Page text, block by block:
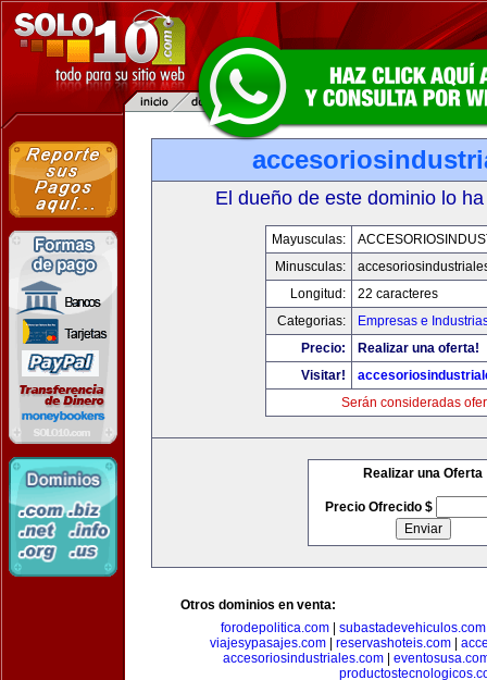
El dueño de este dominio lo
Mayusculas:
Minusculas:
Longitud:
22 caracteres
Categorias:
Empresas e
Precio:
Realizar una oferta!
Visitar!
Serán consideradas
Realizar una Oferta
Precio Ofrecido $
Otros dominios en venta:
forodepolitica.com| subastadevehiculos.com
viajesypasajes.com
reservashoteis.com
accesoriosindustriales.com